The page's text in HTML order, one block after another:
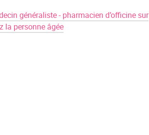
généraliste - pharmacien d’officine sur
la personne âgée